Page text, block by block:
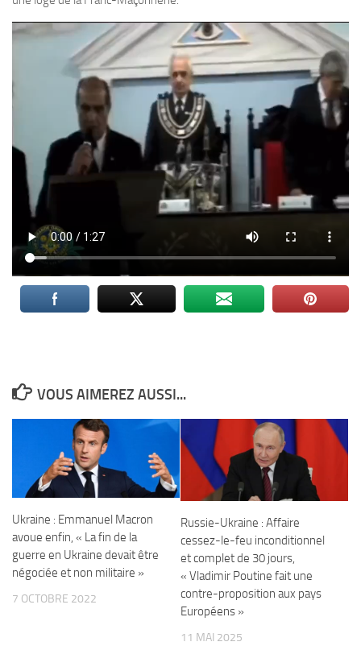
VOUS AIMEREZ AUSSI...
Ukraine : Emmanuel Macron
avoue enfin, « La fin de la
guerre en Ukraine devait être
négociée et non militaire »
7 OCTOBRE 2022
Russie-Ukraine : Affaire
cessez-le-feu inconditionnel
et complet de 30 jours,
« Vladimir Poutine fait une
contre-proposition aux pays
Européens »
11 MAI 2025